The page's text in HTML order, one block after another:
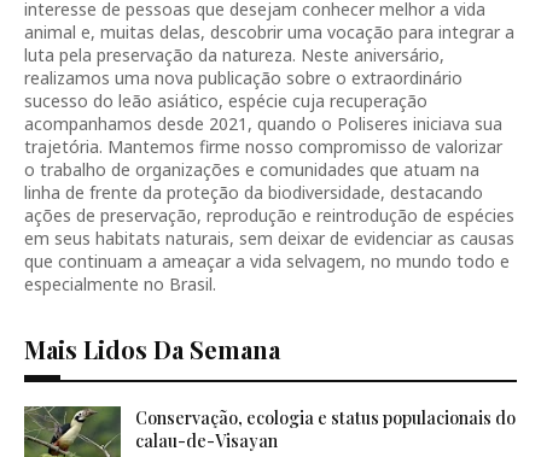
interesse de pessoas que desejam conhecer melhor a vida
animal e, muitas delas, descobrir uma vocação para integrar a
luta pela preservação da natureza. Neste aniversário,
realizamos uma nova publicação sobre o extraordinário
sucesso do leão asiático, espécie cuja recuperação
acompanhamos desde 2021, quando o Poliseres iniciava sua
trajetória. Mantemos firme nosso compromisso de valorizar
o trabalho de organizações e comunidades que atuam na
linha de frente da proteção da biodiversidade, destacando
ações de preservação, reprodução e reintrodução de espécies
em seus habitats naturais, sem deixar de evidenciar as causas
que continuam a ameaçar a vida selvagem, no mundo todo e
especialmente no Brasil.
Mais Lidos Da Semana
Conservação, ecologia e status populacionais do
calau-de-Visayan